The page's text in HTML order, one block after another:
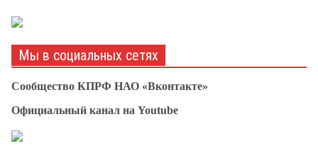
Мы в социальных сетях
Сообщество КПРФ НАО «Вконтакте»
Официальный канал на Youtube